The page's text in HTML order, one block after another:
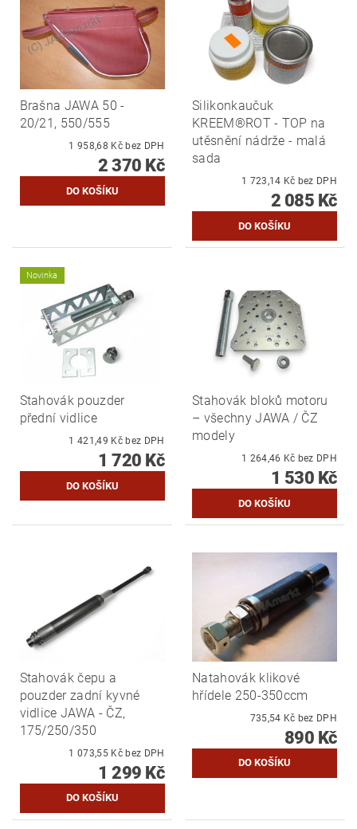
Brašna JAWA 50 -
20/21, 550/555
1 958,68 Kč bez DPH
2 370 Kč
Silikonkaučuk
KREEM®ROT - TOP na
utěsnění nádrže - malá
sada
1 723,14 Kč bez DPH
2 085 Kč
Novinka
Stahovák pouzder
přední vidlice
1 421,49 Kč bez DPH
1 720 Kč
Stahovák bloků motoru
– všechny JAWA / ČZ
modely
1 264,46 Kč bez DPH
1 530 Kč
Stahovák čepu a
pouzder zadní kyvné
vidlice JAWA - ČZ,
175/250/350
1 073,55 Kč bez DPH
1 299 Kč
Natahovák klikové
hřídele 250-350ccm
735,54 Kč bez DPH
890 Kč